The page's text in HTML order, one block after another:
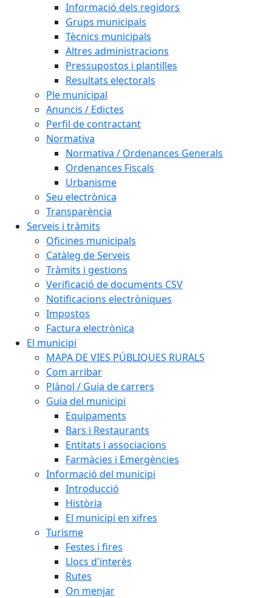
Informació dels regidors
Grups municipals
Tècnics municipals
Altres administracions
Pressupostos i plantilles
Resultats electorals
Ple municipal
Anuncis / Edictes
Perfil de contractant
Normativa
Normativa / Ordenances Generals
Ordenances Fiscals
Urbanisme
Seu electrònica
Transparència
Serveis i tràmits
Oficines municipals
Catàleg de Serveis
Tràmits i gestions
Verificació de documents CSV
Notificacions electròniques
Impostos
Factura electrònica
El municipi
MAPA DE VIES PÚBLIQUES RURALS
Com arribar
Plànol / Guia de carrers
Guia del municipi
Equipaments
Bars i Restaurants
Entitats i associacions
Farmàcies i Emergències
Informació del municipi
Introducció
Història
El municipi en xifres
Turisme
Festes i fires
Llocs d'interès
Rutes
On menjar